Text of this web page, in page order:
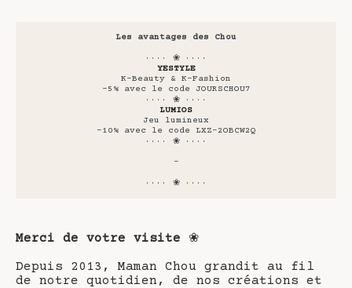
Les avantages des Chou
···· ❀ ····
YESTYLE
K-Beauty & K-Fashion
-5% avec le code JOURSCHOU7
···· ❀ ····
LUMIOS
Jeu lumineux
-10% avec le code LXZ-2OBCW2Q
···· ❀ ····
-
···· ❀ ····
Merci de votre visite ❀
Depuis 2013, Maman Chou grandit au fil
de notre quotidien, de nos créations et